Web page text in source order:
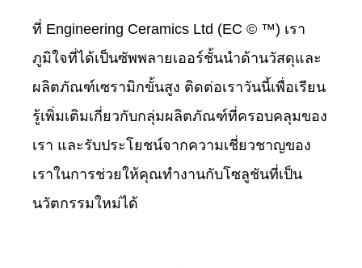
ที่ Engineering Ceramics Ltd (EC © ™) เรา
ภูมิใจที่ได้เป็นซัพพลายเออร์ชั้นนำด้านวัสดุและ
ผลิตภัณฑ์เซรามิกขั้นสูง ติดต่อเราวันนี้เพื่อเรียน
รู้เพิ่มเติมเกี่ยวกับกลุ่มผลิตภัณฑ์ที่ครอบคลุมของ
เรา และรับประโยชน์จากความเชี่ยวชาญของ
เราในการช่วยให้คุณทำงานกับโซลูชันที่เป็น
นวัตกรรมใหม่ได้